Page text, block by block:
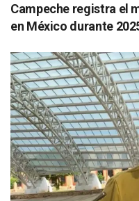
Campeche registra el
en México durante